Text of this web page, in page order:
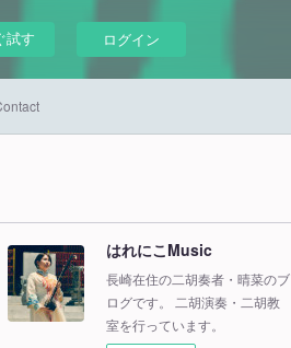
試す ログイン
はれにこMusic
長崎在住の二胡奏者・晴菜のブ
ログです。 二胡演奏・二胡教
室を行っています。